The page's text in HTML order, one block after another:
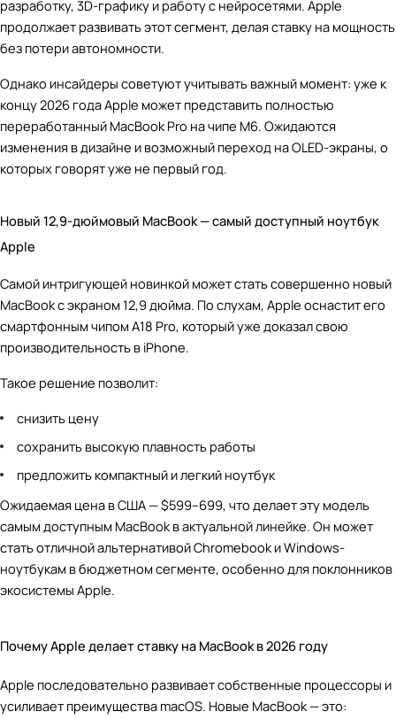
разработку, 3D-графику и работу с нейросетями. Apple
продолжает развивать этот сегмент, делая ставку на мощность
без потери автономности.
Однако инсайдеры советуют учитывать важный момент: уже к
концу 2026 года Apple может представить полностью
переработанный MacBook Pro на чипе M6. Ожидаются
изменения в дизайне и возможный переход на OLED-экраны, о
которых говорят уже не первый год.
Новый 12,9-дюймовый MacBook — самый доступный ноутбук
Apple
Самой интригующей новинкой может стать совершенно новый
MacBook с экраном 12,9 дюйма. По слухам, Apple оснастит его
смартфонным чипом A18 Pro, который уже доказал свою
производительность в iPhone.
Такое решение позволит:
снизить цену
сохранить высокую плавность работы
предложить компактный и легкий ноутбук
Ожидаемая цена в США — $599–699, что делает эту модель
самым доступным MacBook в актуальной линейке. Он может
стать отличной альтернативой Chromebook и Windows-
ноутбукам в бюджетном сегменте, особенно для поклонников
экосистемы Apple.
Почему Apple делает ставку на MacBook в 2026 году
Apple последовательно развивает собственные процессоры и
усиливает преимущества macOS. Новые MacBook — это: